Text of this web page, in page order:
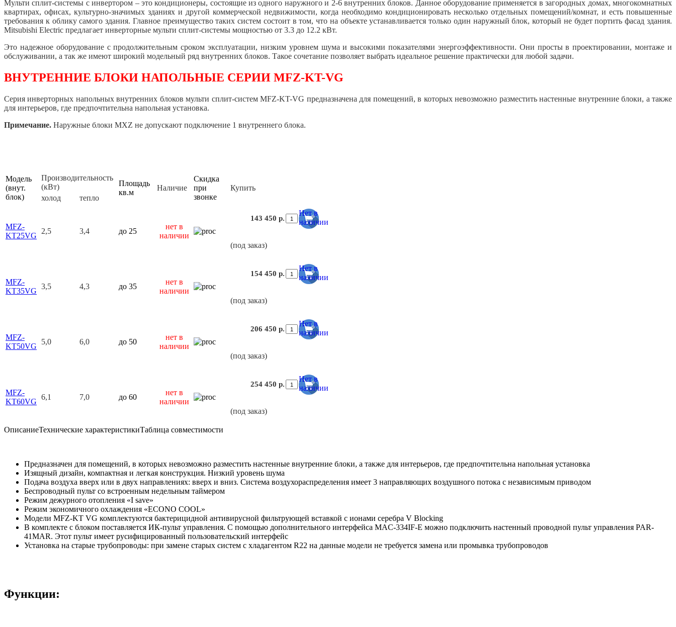
Мульти сплит-системы с инвертором – это кондиционеры, состоящие из одного наружного и 2-6 внутренних блоков. Данное оборудование применяется в загородных домах, многокомнатных
квартирах, офисах, культурно-значимых зданиях и другой коммерческой недвижимости, когда необходимо кондиционировать несколько отдельных помещений/комнат, и есть повышенные
требования к облику самого здания. Главное преимущество таких систем состоит в том, что на объекте устанавливается только один наружный блок, который не будет портить фасад здания.
Mitsubishi Electric предлагает инверторные мульти сплит-системы мощностью от 3.3 до 12.2 кВт.
Это надежное оборудование с продолжительным сроком эксплуатации, низким уровнем шума и высокими показателями энергоэффективности. Они просты в проектировании, монтаже и
обслуживании, а так же имеют широкий модельный ряд внутренних блоков. Такое сочетание позволяет выбрать идеальное решение практически для любой задачи.
ВНУТРЕННИЕ БЛОКИ НАПОЛЬНЫЕ СЕРИИ MFZ-KT-VG
Серия инверторных напольных внутренних блоков мульти сплит-систем MFZ-KT-VG предназначена для помещений, в которых невозможно разместить настенные внутренние блоки, а также
для интерьеров, где предпочтительна напольная установка.
Примечание. Наружные блоки MXZ не допускают подключение 1 внутреннего блока.
Модель
(внут.
блок)
Производительность
(кВт)
Площадь
кв.м
Наличие
Скидка
при
звонке
Купить
холод
тепло
MFZ-
KT25VG
2,5 3,4 до 25
нет в
наличии
143 450 р.
Нет в
наличии
(под заказ)
MFZ-
KT35VG
3,5 4,3 до 35
нет в
наличии
154 450 р.
Нет в
наличии
(под заказ)
MFZ-
KT50VG
5,0 6,0 до 50
нет в
наличии
206 450 р.
Нет в
наличии
(под заказ)
MFZ-
KT60VG
6,1 7,0 до 60
нет в
наличии
254 450 р.
Нет в
наличии
(под заказ)
ОписаниеТехнические характеристикиТаблица совместимости
Предназначен для помещений, в которых невозможно разместить настенные внутренние блоки, а также для интерьеров, где предпочтительна напольная установка
Изящный дизайн, компактная и легкая конструкция. Низкий уровень шума
Подача воздуха вверх или в двух направлениях: вверх и вниз. Система воздухораспределения имеет 3 направляющих воздушного потока с независимым приводом
Беспроводный пульт со встроенным недельным таймером
Режим дежурного отопления «I save»
Режим экономичного охлаждения «ECONO COOL»
Модели MFZ-KT VG комплектуются бактерицидной антивирусной фильтрующей вставкой с ионами серебра V Blocking
В комплекте с блоком поставляется ИК-пульт управления. С помощью дополнительного интерфейса MAC-334IF-E можно подключить настенный проводной пульт управления PAR-
41MAR. Этот пульт имеет русифицированный пользовательский интерфейс
Установка на старые трубопроводы: при замене старых систем с хладагентом R22 на данные модели не требуется замена или промывка трубопроводов
Функции: